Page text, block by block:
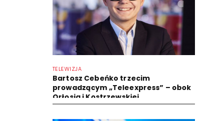
TELEWIZJA
Bartosz Cebeńko trzecim
prowadzącym „Teleexpress” – obok
Orłosia i Kostrzewskiej